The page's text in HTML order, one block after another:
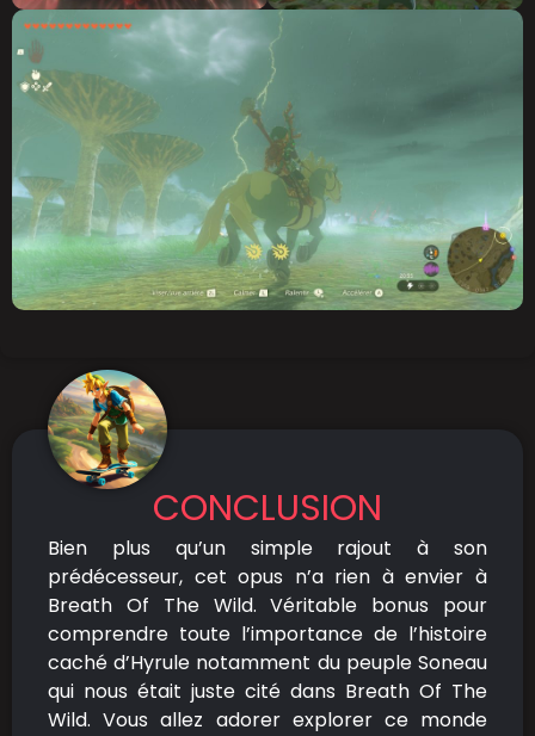
CONCLUSION
Bien plus qu’un simple rajout à son
prédécesseur, cet opus n’a rien à envier à
Breath Of The Wild. Véritable bonus pour
comprendre toute l’importance de l’histoire
caché d’Hyrule notamment du peuple Soneau
qui nous était juste cité dans Breath Of The
Wild. Vous allez adorer explorer ce monde